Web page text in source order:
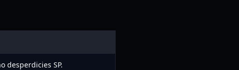
desperdicies SP.